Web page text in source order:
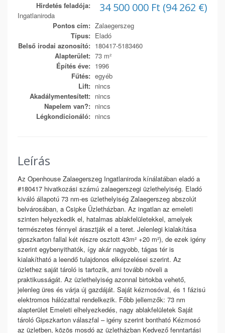
34 500 000 Ft (94 262 €)
Hirdetés feladója:
Ingatlaniroda
Pontos cím: Zalaegerszeg
Típus: Eladó
Belső irodai azonosító: 180417-5183460
Alapterület: 73 m²
Építés éve: 1996
Fűtés: egyéb
Lift: nincs
Akadálymentesített: nincs
Napelem van?: nincs
Légkondicionáló: nincs
Leírás
Az Openhouse Zalaegerszeg Ingatlaniroda kínálatában eladó a
#180417 hivatkozási számú zalaegerszegi üzlethelyiség. Eladó
kiváló állapotú 73 nm-es üzlethelyiség Zalaegerszeg abszolút
belvárosában, a Csipke Üzletházban. Az ingatlan az emeleti
szinten helyezkedik el, hatalmas ablakfelületekkel, amelyek
természetes fénnyel árasztják el a teret. Jelenlegi kialakítása
gipszkarton fallal két részre osztott 43m² +20 m²), de ezek igény
szerint egybenyithatók, így akár nagyobb, tágas tér is
kialakítható a leendő tulajdonos elképzelései szerint. Az
üzlethez saját tároló is tartozik, ami tovább növeli a
praktikusságát. Az üzlethelyiség azonnal birtokba vehető,
jelenleg üres és várja új gazdáját. Saját kézmosóval, és 1 fázisú
elektromos hálózattal rendelkezik. Főbb jellemzők: 73 nm
alapterület Emeleti elhelyezkedés, nagy ablakfelületek Saját
tároló Gipszkarton válaszfal – igény szerint bontható Kézmosó
az üzletben, közös mosdó az üzletházban Kedvező fenntartási